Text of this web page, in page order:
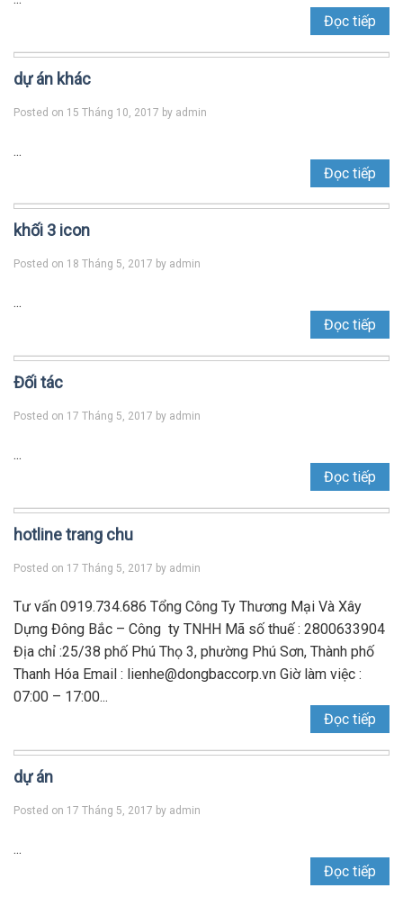
Đọc tiếp
dự án khác
Posted on 15 Tháng 10, 2017 by admin
...
Đọc tiếp
khối 3 icon
Posted on 18 Tháng 5, 2017 by admin
...
Đọc tiếp
Đối tác
Posted on 17 Tháng 5, 2017 by admin
...
Đọc tiếp
hotline trang chu
Posted on 17 Tháng 5, 2017 by admin
Tư vấn 0919.734.686 Tổng Công Ty Thương Mại Và Xây
Dựng Đông Bắc – Công ty TNHH Mã số thuế : 2800633904
Địa chỉ :25/38 phố Phú Thọ 3, phường Phú Sơn, Thành phố
Thanh Hóa Email : lienhe@dongbaccorp.vn Giờ làm việc :
07:00 – 17:00...
Đọc tiếp
dự án
Posted on 17 Tháng 5, 2017 by admin
...
Đọc tiếp